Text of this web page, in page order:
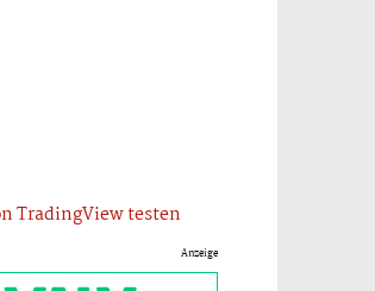
TradingView testen
Anzeige